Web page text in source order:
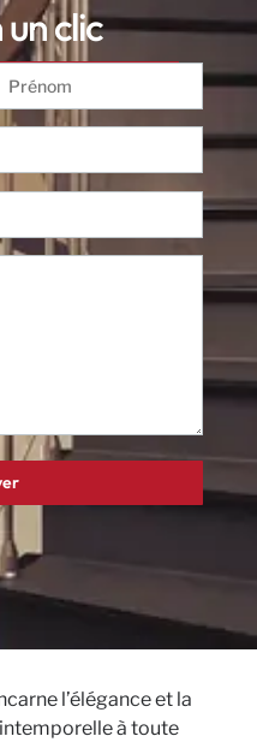
clic
l’élégance et la
à toute